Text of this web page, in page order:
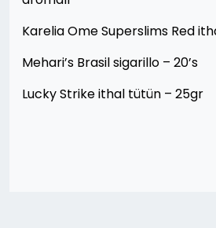
Karelia Ome Superslims Red
Mehari’s Brasil sigarillo – 20’s
Lucky Strike ithal tütün – 25gr